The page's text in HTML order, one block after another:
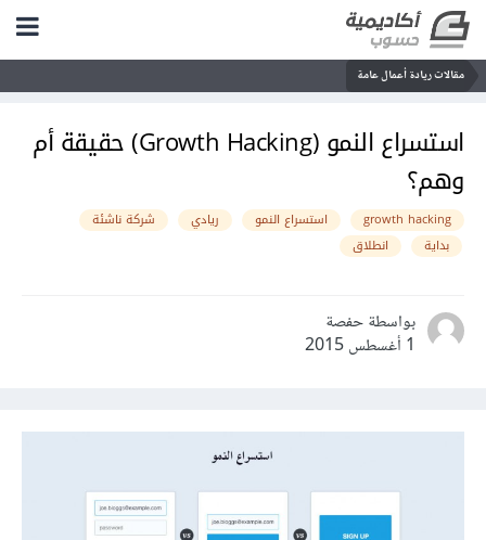
مقالات ريادة أعمال عامة
استسراع النمو (Growth Hacking) حقيقة أم
وهم؟
growth hacking استسراع النمو ريادي
شركة ناشئة
بداية
انطلاق
بواسطة حفصة
1 أغسطس 2015